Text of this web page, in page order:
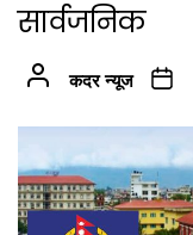
सार्वजनिक
कदर न्यूज